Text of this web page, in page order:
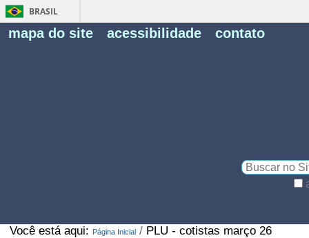
BRASIL
mapa do site acessibilidade contato
Você está aqui: Página Inicial / PLU - cotistas março 26